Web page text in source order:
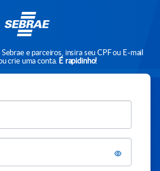
e parceiros, insira seu CPF ou E-mail
crie uma conta. É rapidinho!